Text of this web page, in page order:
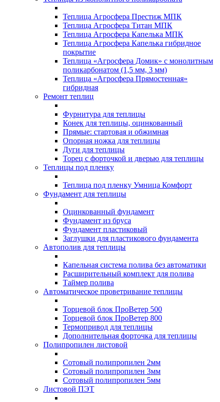
Теплица Агросфера Престиж МПК
Теплица Агросфера Титан МПК
Теплица Агросфера Капелька МПК
Теплица Агросфера Капелька гибридное
покрытие
Теплица «Агросфера Домик» с монолитным
поликарбонатом (1,5 мм, 3 мм)
Теплица «Агросфера Прямостенная»
гибридная
Ремонт теплиц
Фурнитура для теплицы
Конек для теплицы, оцинкованный
Прямые: стартовая и обжимная
Опорная ножка для теплицы
Дуги для теплицы
Торец с форточкой и дверью для теплицы
Теплицы под пленку
Теплица под пленку Умница Комфорт
Фундамент для теплицы
Оцинкованный фундамент
Фундамент из бруса
Фундамент пластиковый
Заглушки для пластикового фундамента
Автополив для теплицы
Капельная система полива без автоматики
Расширительный комплект для полива
Таймер полива
Автоматическое проветривание теплицы
Торцевой блок ПроВетер 500
Торцевой блок ПроВетер 800
Термопривод для теплицы
Дополнительная форточка для теплицы
Полипропилен листовой
Сотовый полипропилен 2мм
Сотовый полипропилен 3мм
Сотовый полипропилен 5мм
Листовой ПЭТ